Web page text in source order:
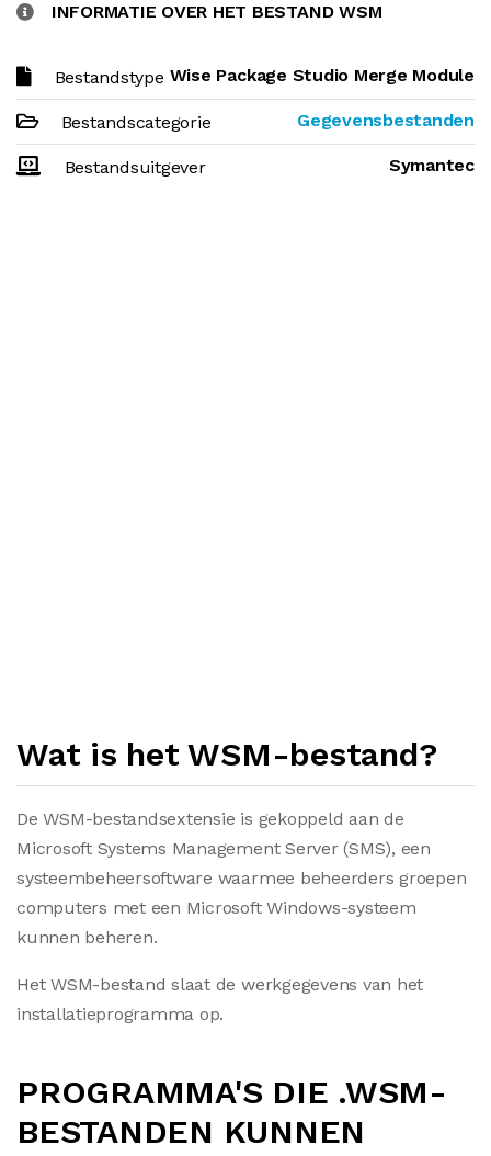
INFORMATIE OVER HET BESTAND WSM
Bestandstype Wise Package Studio Merge Module
Bestandscategorie Gegevensbestanden
Bestandsuitgever Symantec
Wat is het WSM-bestand?
De WSM-bestandsextensie is gekoppeld aan de
Microsoft Systems Management Server (SMS), een
systeembeheersoftware waarmee beheerders groepen
computers met een Microsoft Windows-systeem
kunnen beheren.
Het WSM-bestand slaat de werkgegevens van het
installatieprogramma op.
PROGRAMMA'S DIE .WSM-
BESTANDEN KUNNEN